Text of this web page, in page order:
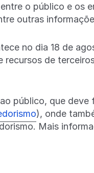
o público e os
outras
no dia 18 de
recursos de
público, que deve
), onde
Mais